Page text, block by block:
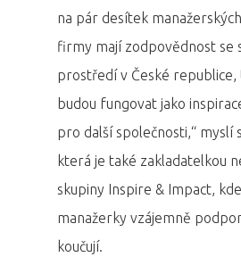
na pár desítek
firmy mají zodpovědnost se
prostředí v České republice,
budou fungovat jako
pro další společnosti,“ myslí
která je také zakladatelkou
skupiny Inspire & Impact,
manažerky vzájemně
koučují.